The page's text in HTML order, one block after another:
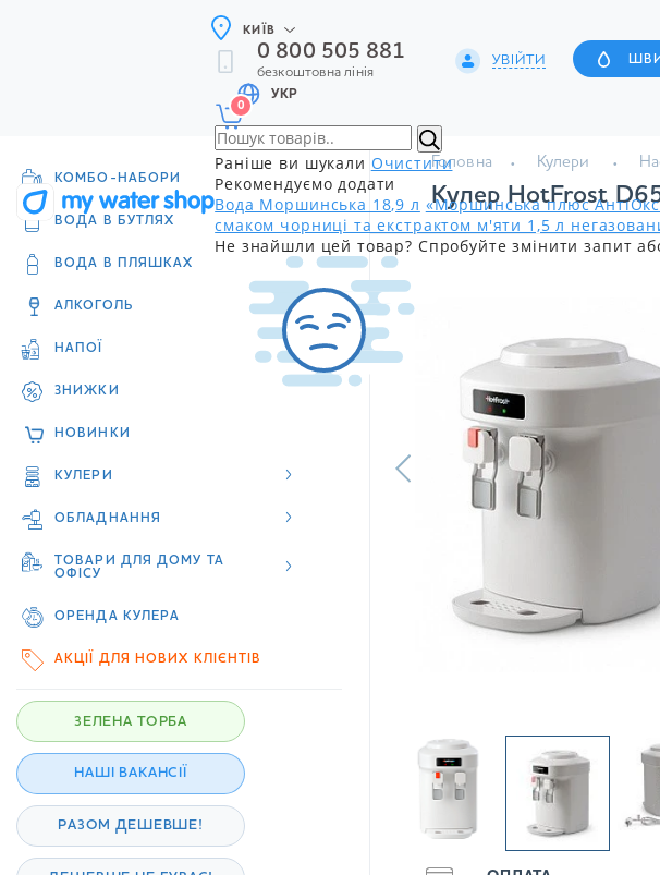
КИЇВ
0 800 505 881
безкоштовна лінія
УВІЙТИ
УКР
0
Раніше ви шукали Очистити
Рекомендуємо додати
Вода Моршинська 18,9 л «Моршинська плюс
смаком чорниці та екстрактом м'яти 1,5 л
Не знайшли цей товар? Спробуйте змінити запит
КОМБО-НАБОРИ
ВОДА В БУТЛЯХ
ВОДА В ПЛЯШКАХ
АЛКОГОЛЬ
НАПОЇ
ЗНИЖКИ
НОВИНКИ
КУЛЕРИ
ОБЛАДНАННЯ
ТОВАРИ ДЛЯ ДОМУ ТА
ОФІСУ
ОРЕНДА КУЛЕРА
АКЦІЇ ДЛЯ НОВИХ КЛІЄНТІВ
ЗЕЛЕНА ТОРБА
НАШІ ВАКАНСІЇ
РАЗОМ ДЕШЕВШЕ!
Головна Кулери
Кулер HotFrost